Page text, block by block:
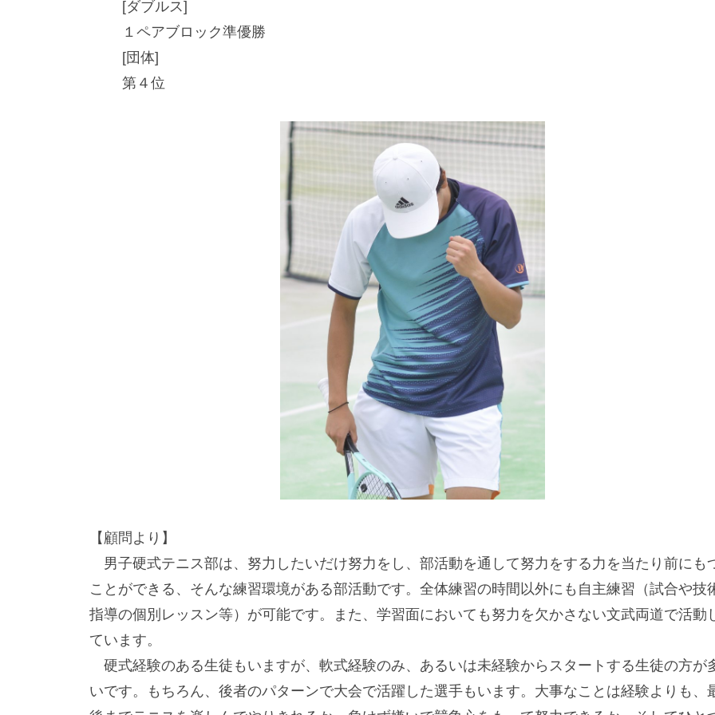
[ダブルス]
１ペアブロック準優勝
[団体]
第４位
【顧問より】
男子硬式テニス部は、努力したいだけ努力をし、部活動を通して努力をする力を当たり前にも
ことができる、そんな練習環境がある部活動です。全体練習の時間以外にも自主練習（試合や技
指導の個別レッスン等）が可能です。また、学習面においても努力を欠かさない文武両道で活動
ています。
硬式経験のある生徒もいますが、軟式経験のみ、あるいは未経験からスタートする生徒の方が
いです。もちろん、後者のパターンで大会で活躍した選手もいます。大事なことは経験よりも、